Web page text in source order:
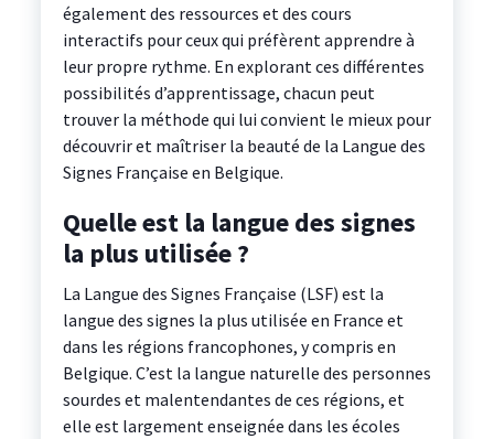
également des ressources et des cours
interactifs pour ceux qui préfèrent apprendre à
leur propre rythme. En explorant ces différentes
possibilités d’apprentissage, chacun peut
trouver la méthode qui lui convient le mieux pour
découvrir et maîtriser la beauté de la Langue des
Signes Française en Belgique.
Quelle est la langue des signes
la plus utilisée ?
La Langue des Signes Française (LSF) est la
langue des signes la plus utilisée en France et
dans les régions francophones, y compris en
Belgique. C’est la langue naturelle des personnes
sourdes et malentendantes de ces régions, et
elle est largement enseignée dans les écoles